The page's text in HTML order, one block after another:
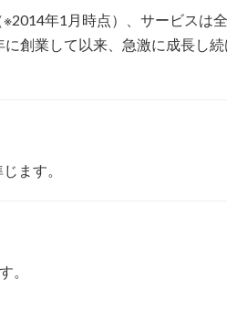
年1月時点）、サービスは
創業して以来、急激に成長し
ます。
。